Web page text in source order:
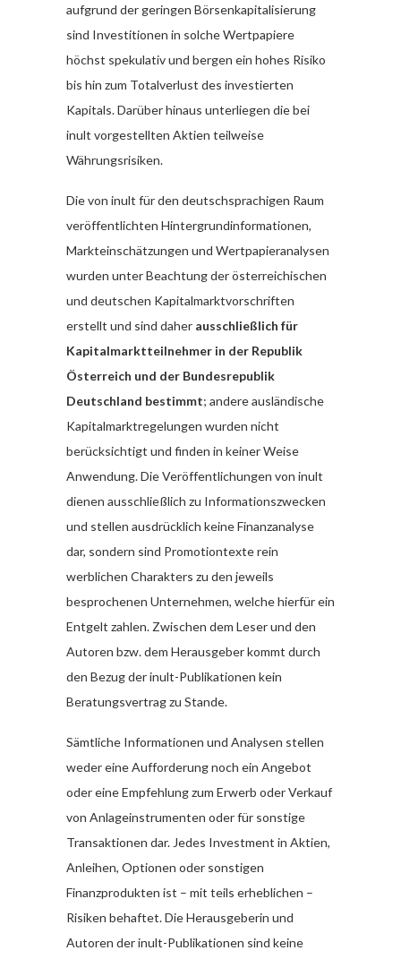
aufgrund der geringen Börsenkapitalisierung
sind Investitionen in solche Wertpapiere
höchst spekulativ und bergen ein hohes Risiko
bis hin zum Totalverlust des investierten
Kapitals. Darüber hinaus unterliegen die bei
inult vorgestellten Aktien teilweise
Währungsrisiken.
Die von inult für den deutschsprachigen Raum
veröffentlichten Hintergrundinformationen,
Markteinschätzungen und Wertpapieranalysen
wurden unter Beachtung der österreichischen
und deutschen Kapitalmarktvorschriften
erstellt und sind daher ausschließlich für
Kapitalmarktteilnehmer in der Republik
Österreich und der Bundesrepublik
Deutschland bestimmt; andere ausländische
Kapitalmarktregelungen wurden nicht
berücksichtigt und finden in keiner Weise
Anwendung. Die Veröffentlichungen von inult
dienen ausschließlich zu Informationszwecken
und stellen ausdrücklich keine Finanzanalyse
dar, sondern sind Promotiontexte rein
werblichen Charakters zu den jeweils
besprochenen Unternehmen, welche hierfür ein
Entgelt zahlen. Zwischen dem Leser und den
Autoren bzw. dem Herausgeber kommt durch
den Bezug der inult-Publikationen kein
Beratungsvertrag zu Stande.
Sämtliche Informationen und Analysen stellen
weder eine Aufforderung noch ein Angebot
oder eine Empfehlung zum Erwerb oder Verkauf
von Anlageinstrumenten oder für sonstige
Transaktionen dar. Jedes Investment in Aktien,
Anleihen, Optionen oder sonstigen
Finanzprodukten ist – mit teils erheblichen –
Risiken behaftet. Die Herausgeberin und
Autoren der inult-Publikationen sind keine